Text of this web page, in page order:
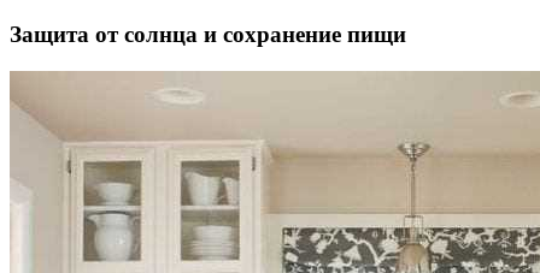
Защита от солнца и сохранение пищи